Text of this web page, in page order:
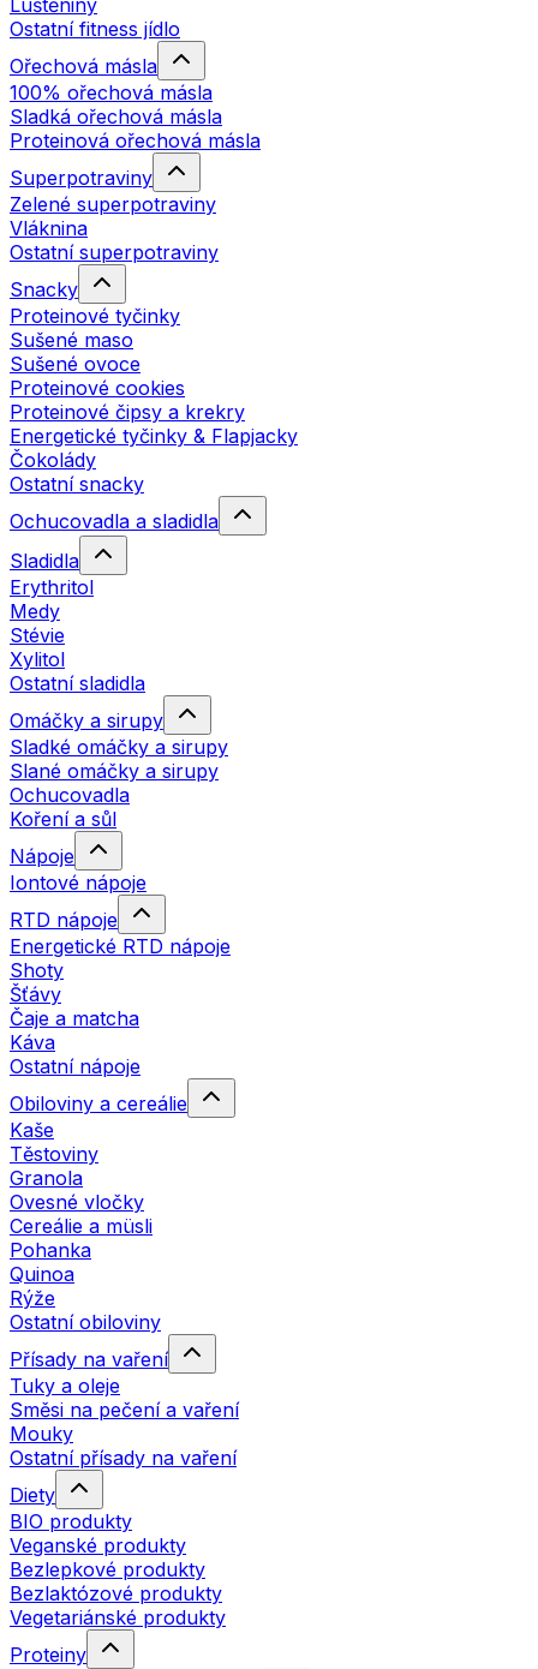
Luštěniny
Ostatní fitness jídlo
Ořechová másla
100% ořechová másla
Sladká ořechová másla
Proteinová ořechová másla
Superpotraviny
Zelené superpotraviny
Vláknina
Ostatní superpotraviny
Snacky
Proteinové tyčinky
Sušené maso
Sušené ovoce
Proteinové cookies
Proteinové čipsy a krekry
Energetické tyčinky & Flapjacky
Čokolády
Ostatní snacky
Ochucovadla a sladidla
Sladidla
Erythritol
Medy
Stévie
Xylitol
Ostatní sladidla
Omáčky a sirupy
Sladké omáčky a sirupy
Slané omáčky a sirupy
Ochucovadla
Koření a sůl
Nápoje
Iontové nápoje
RTD nápoje
Energetické RTD nápoje
Shoty
Šťávy
Čaje a matcha
Káva
Ostatní nápoje
Obiloviny a cereálie
Kaše
Těstoviny
Granola
Ovesné vločky
Cereálie a müsli
Pohanka
Quinoa
Rýže
Ostatní obiloviny
Přísady na vaření
Tuky a oleje
Směsi na pečení a vaření
Mouky
Ostatní přísady na vaření
Diety
BIO produkty
Veganské produkty
Bezlepkové produkty
Bezlaktózové produkty
Vegetariánské produkty
Proteiny